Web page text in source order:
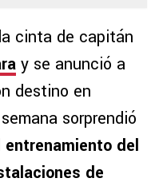
cinta de capitán
y se anunció a
destino en
sorprendió
entrenamiento del
de